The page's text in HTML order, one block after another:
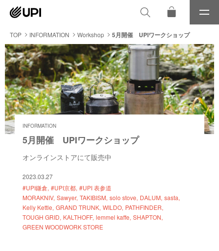
メ
ニ
ー
TOP INFORMATION Workshop 5月開催 UPIワークショップ
INFORMATION
5月開催 UPIワークショップ
オンラインストアにて販売中
2023.03.27
#UPI鎌倉 #UPI京都 #UPI 表参道
MORAKNIV Sawyer TAKIBISM solo stove DALUM sasta
Kelly Kettle GRAND TRUNK WILDO PATHFINDER
TOUGH GRID KALTHOFF lemmel kaffe SHAPTON
GREEN WOODWORK STORE